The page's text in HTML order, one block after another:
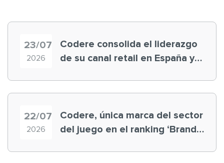
23/07
2026
Codere consolida el liderazgo
de su canal retail en España y
22/07
2026
Codere, única marca del sector
del juego en el ranking ‘Brand